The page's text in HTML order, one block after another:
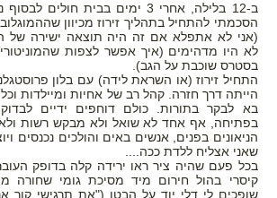
ב-12 בלילה, אחרי 3 ימים בבית
הסכמתי להתחיל בתהליך זירוז מכיוון
(אני לא אתפלא אם זה היה תוצאה ישירה של
לא היו מדהימים (איך אפשר לצפות
בסטרס שוכבת על הגב).
התחיל זירוז (או השראת לידה) עם בלון
הייתה דרך חזרה. קהל רב של אחיות ומיילדות
בא לבקר בתורות. כולם דוחפים ידיים
בפתיחה, אף אחד לא שואל ולא מבקש רשות ולא
הניאונים בפנים, אנשים באים והולכים נכנסים
שאני אצליח ללדת ככה....
בכל פעם שהיה ציר ראו ירידה קלה בדופק
קיסרי בהול חירום מיד מסיכת גומי שחורה
שופכים לי דלי יוד על הבטן ("את תרגישי קור